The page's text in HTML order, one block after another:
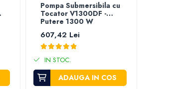
Pompa Submersibila cu
Tocator V1300DF -
Putere 1300 W
607,42 Lei
IN STOC.
ADAUGA IN COS